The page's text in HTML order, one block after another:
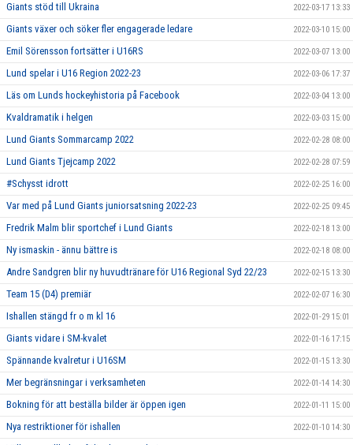
Giants stöd till Ukraina 2022-03-17 13:33
Giants växer och söker fler engagerade ledare 2022-03-10 15:00
Emil Sörensson fortsätter i U16RS 2022-03-07 13:00
Lund spelar i U16 Region 2022-23 2022-03-06 17:37
Läs om Lunds hockeyhistoria på Facebook 2022-03-04 13:00
Kvaldramatik i helgen 2022-03-03 15:00
Lund Giants Sommarcamp 2022 2022-02-28 08:00
Lund Giants Tjejcamp 2022 2022-02-28 07:59
#Schysst idrott 2022-02-25 16:00
Var med på Lund Giants juniorsatsning 2022-23 2022-02-25 09:45
Fredrik Malm blir sportchef i Lund Giants 2022-02-18 13:00
Ny ismaskin - ännu bättre is 2022-02-18 08:00
Andre Sandgren blir ny huvudtränare för U16 Regional Syd 22/23 2022-02-15 13:30
Team 15 (D4) premiär 2022-02-07 16:30
Ishallen stängd fr o m kl 16 2022-01-29 15:01
Giants vidare i SM-kvalet 2022-01-16 17:15
Spännande kvalretur i U16SM 2022-01-15 13:30
Mer begränsningar i verksamheten 2022-01-14 14:30
Bokning för att beställa bilder är öppen igen 2022-01-11 15:00
Nya restriktioner för ishallen 2022-01-10 14:30